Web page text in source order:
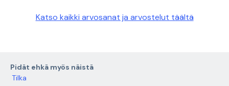
Katso kaikki arvosanat ja arvostelut täältä
Pidät ehkä myös näistä
Tilka